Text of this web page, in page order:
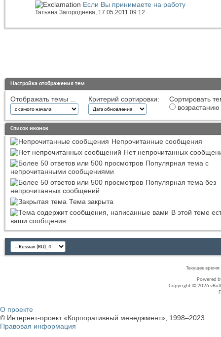
Если Вы принимаете на работу
Татьяна Загороднева, 17.05.2011 09:12
Настройка отображения тем
Отображать темы ... Критерий сортировки:
Сортировать
возрастанию
Список иконок
Непрочитанные сообщения
Нет непрочитанных
Популярная тема с
непрочитанными сообщениями
Популярная тема без
непрочитанных сообщений
Тема закрыта
В этой теме
ваши сообщения
Текущее время:
Powered
Copyright © 2026
О проекте
© Интернет-проект «Корпоративный менеджмент», 1998–2023
Правовая информация